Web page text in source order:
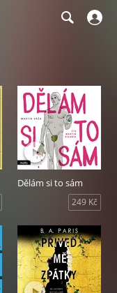
Dělám si to sám
249 Kč